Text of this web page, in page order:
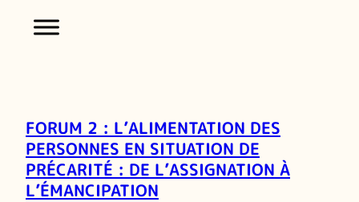
FORUM 2 : L’ALIMENTATION DES
PERSONNES EN SITUATION DE
PRÉCARITÉ : DE L’ASSIGNATION À
L’ÉMANCIPATION